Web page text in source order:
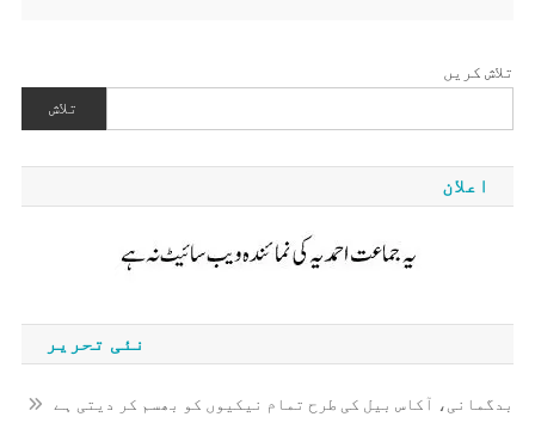
تلاش کریں
تلاش
اعلان
نئی تحریر
بدگمانی، آکاس بیل کی طرح تمام نیکیوں کو بھسم کر دیتی ہے